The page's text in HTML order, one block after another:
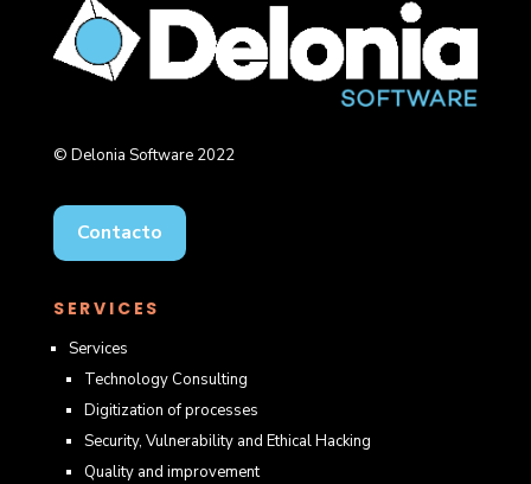
© Delonia Software 2022
Contacto
SERVICES
Services
Technology Consulting
Digitization of processes
Security, Vulnerability and Ethical Hacking
Quality and improvement